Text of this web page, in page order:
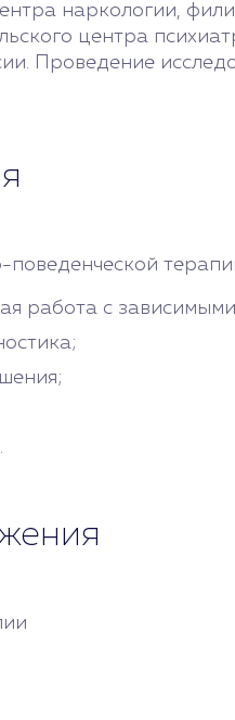
наркологии,
центра
Проведение
поведенческой
работа с